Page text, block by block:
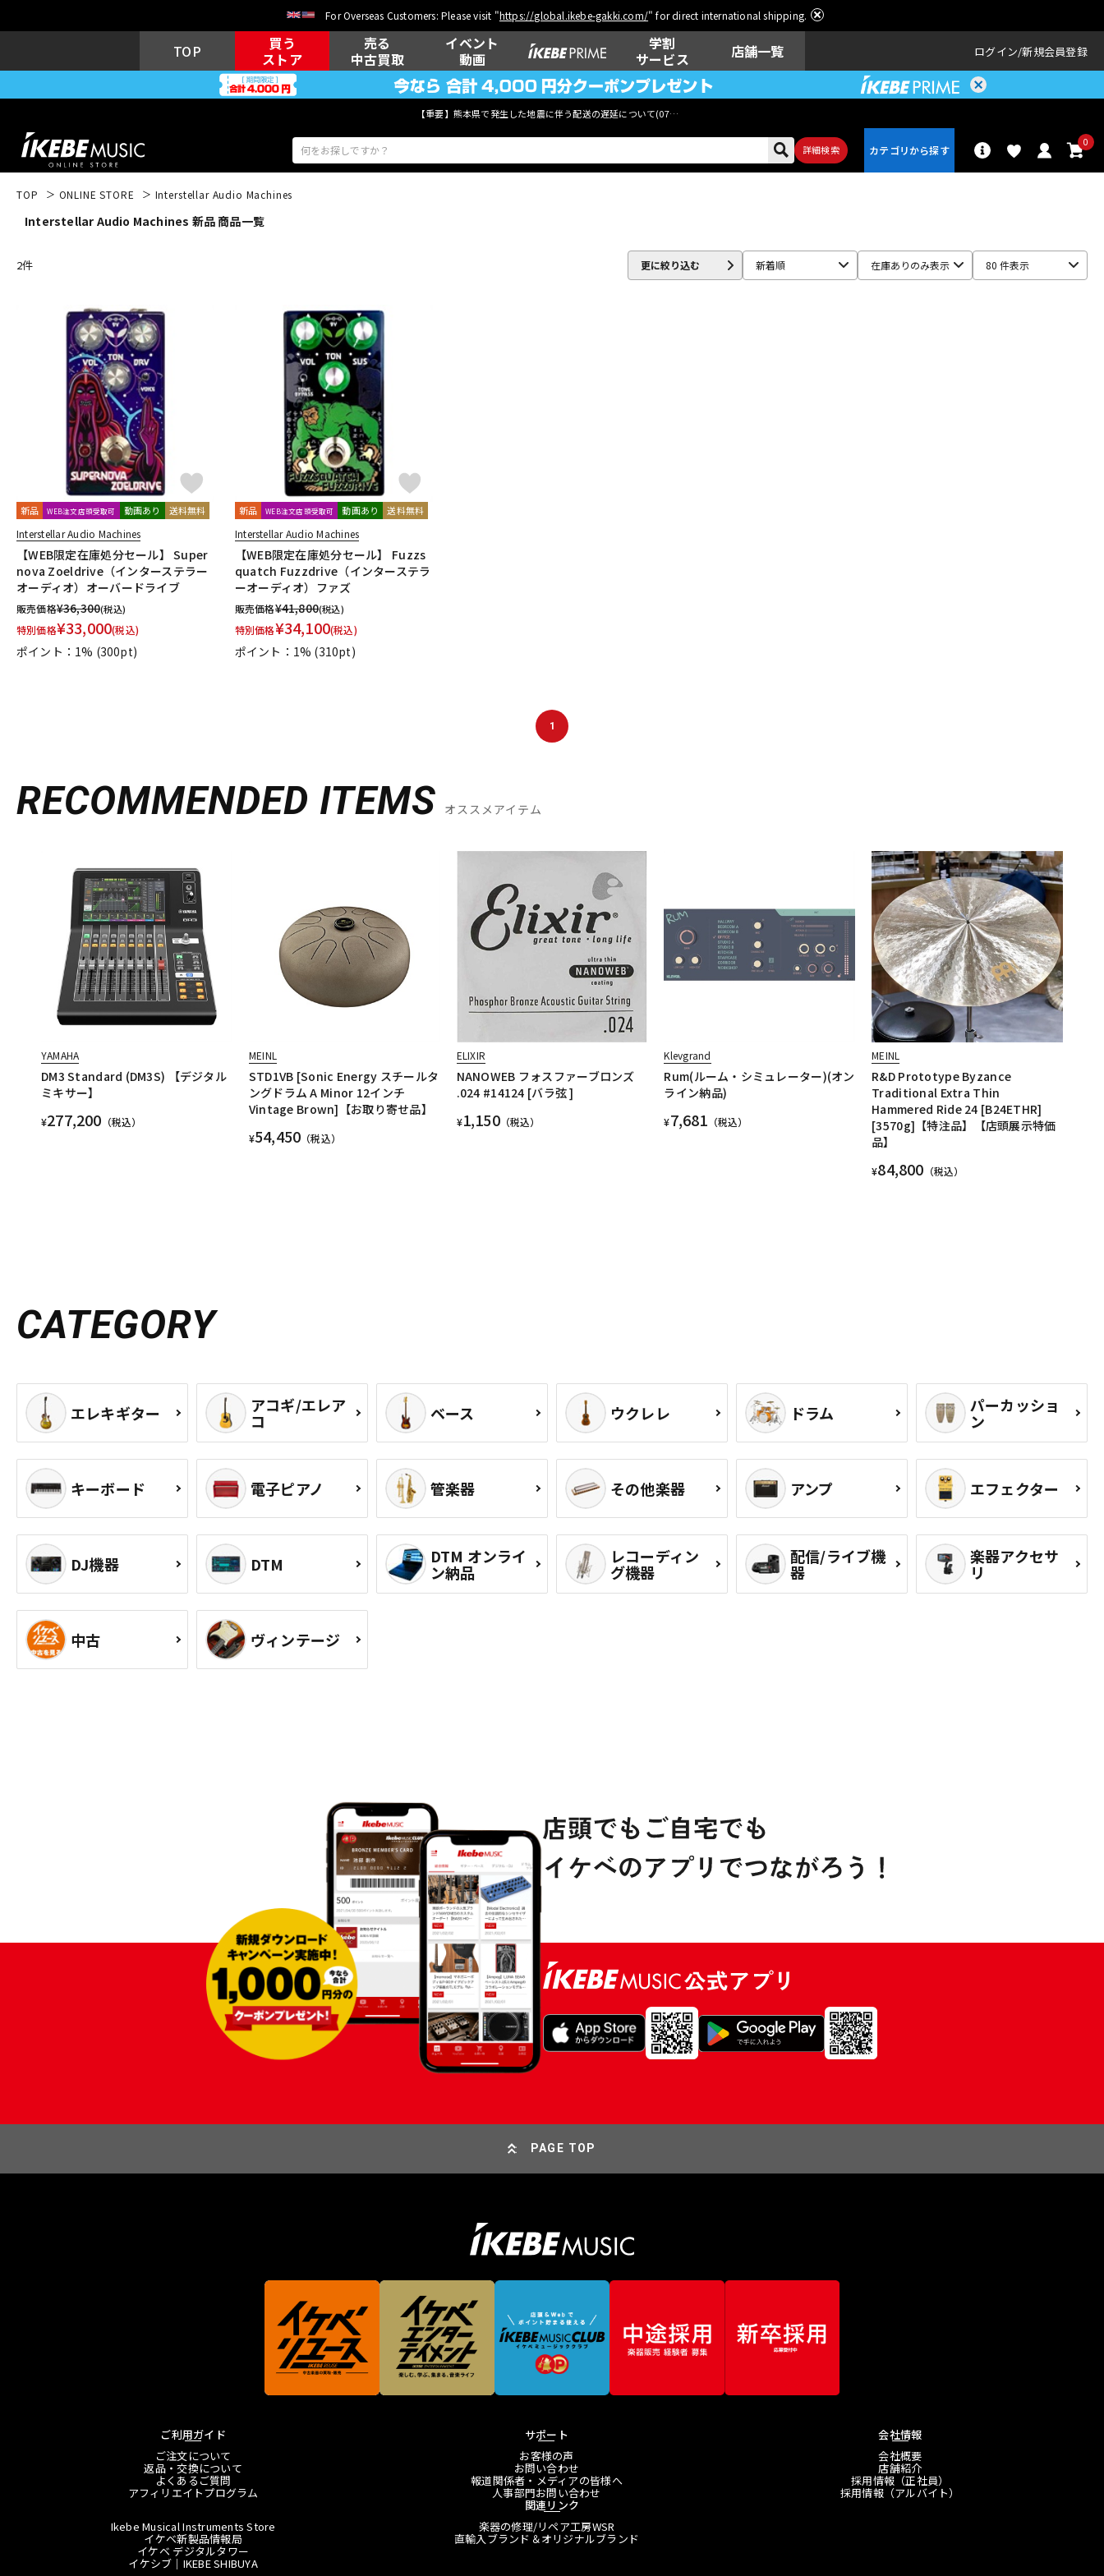
For Overseas Customers: Please visit "https://global.ikebe-gakki.com/" for direct international shipping.
TOP
買う
ストア
売る
中古買取
イベント
動画
学割
サービス
店舗一覧 ログイン 新規会員登録
【重要】熊本県で発生した地震に伴う配送の遅延について(07月29日
詳細検索
0
キーボード 電子ピアノ
DJ機器 DTM
中古 ヴィンテージ
TOP ONLINE STORE Interstellar Audio Machines
Interstellar Audio Machines 新品 商品一覧
2件 更に絞り込む 新着順 在庫ありのみ表示 80 件表示
新品 WEB注文店頭受取可 動画あり 送料無料
Interstellar Audio Machines
【WEB限定在庫処分セール】 Super
nova Zoeldrive（インターステラー
オーディオ）オーバードライブ
販売価格¥36,300(税込)
特別価格¥33,000(税込)
ポイント：1% (300pt)
新品 WEB注文店頭受取可 動画あり 送料無料
Interstellar Audio Machines
【WEB限定在庫処分セール】 Fuzzs
quatch Fuzzdrive（インターステラ
ーオーディオ）ファズ
販売価格¥41,800(税込)
特別価格¥34,100(税込)
ポイント：1% (310pt)
1
RECOMMENDED ITEMS オススメアイテム
YAMAHA
DM3 Standard (DM3S) 【デジタル
ミキサー】
¥277,200 （税込）
MEINL
STD1VB [Sonic Energy スチールタ
ングドラム A Minor 12インチ
Vintage Brown]【お取り寄せ品】
¥54,450 （税込）
ELIXIR
NANOWEB フォスファーブロンズ
.024 #14124 [バラ弦 ]
¥1,150（税込）
Klevgrand
Rum(ルーム・シミュレーター)(オン
ライン納品)
¥7,681 （税込）
MEINL
R&D Prototype Byzance
Traditional Extra Thin
Hammered Ride 24 [B24ETHR]
[3570g]【特注品】【店頭展示特価
品】
¥84,800 （税込）
CATEGORY
エレキギター アコギ/エレア
コ ベース ウクレレ ドラム パーカッショ
ン
キーボード 電子ピアノ 管楽器 その他楽器 アンプ エフェクター
DJ機器 DTM DTM オンライ
ン納品
レコーディン
グ機器
配信/ライブ機
器
楽器アクセサ
リ
中古 ヴィンテージ
PAGE TOP
ご利用ガイド
ご注文について
返品・交換について
よくあるご質問
アフィリエイトプログラム
サポート
お客様の声
お問い合わせ
報道関係者・メディアの皆様へ
人事部門お問い合わせ
会社情報
会社概要
店舗紹介
採用情報（正社員）
採用情報（アルバイト）
関連リンク
Ikebe Musical Instruments Store
イケベ新製品情報局
イケベ デジタルタワー
イケシブ｜IKEBE SHIBUYA
楽器の修理/リペア工房WSR
直輸入ブランド＆オリジナルブランド